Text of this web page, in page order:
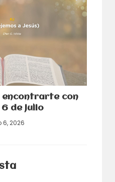
encontrarte con
6 de julio
6, 2026